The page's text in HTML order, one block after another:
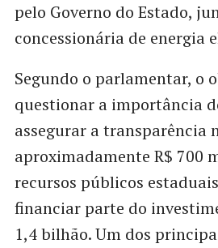
pelo Governo do Estado,
concessionária de energia
Segundo o parlamentar, o
questionar a importância
assegurar a transparência
aproximadamente R$ 700
recursos públicos
financiar parte do
1,4 bilhão. Um dos